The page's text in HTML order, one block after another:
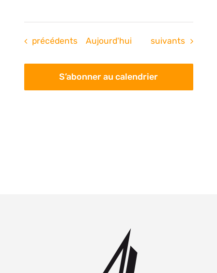
Évènements
précédents Aujourd'hui Évènements
suivants
S’abonner au calendrier